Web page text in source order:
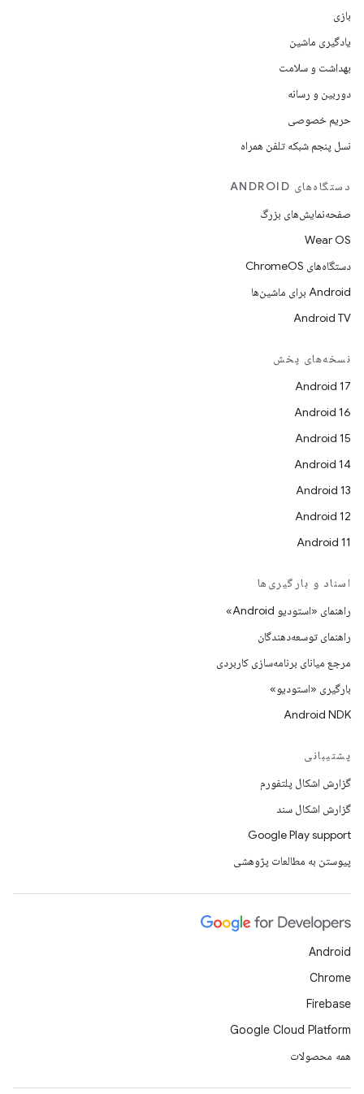
بازی
یادگیری ماشین
بهداشت و سلامت
دوربین و رسانه
حریم خصوصی
نسل پنجم شبکه تلفن همراه
دستگاه‌های ANDROID
صفحه‌نمایش‌های بزرگ
Wear OS
دستگاه‌های ChromeOS
Android برای ماشین‌ها
Android TV
نسخه‌های پخش
Android 17
Android 16
Android 15
Android 14
Android 13
Android 12
Android 11
اسناد و بارگیری‌ها
راهنمای «استودیو Android»
راهنمای توسعه‌دهندگان
مرجع میانای برنامه‌سازی کاربردی
بارگیری «استودیو»
Android NDK
پشتیبانی
گزارش اشکال پلتفورم
گزارش اشکال سند
Google Play support
پیوستن به مطالعات پژوهشی
Android
Chrome
Firebase
Google Cloud Platform
همه محصولات